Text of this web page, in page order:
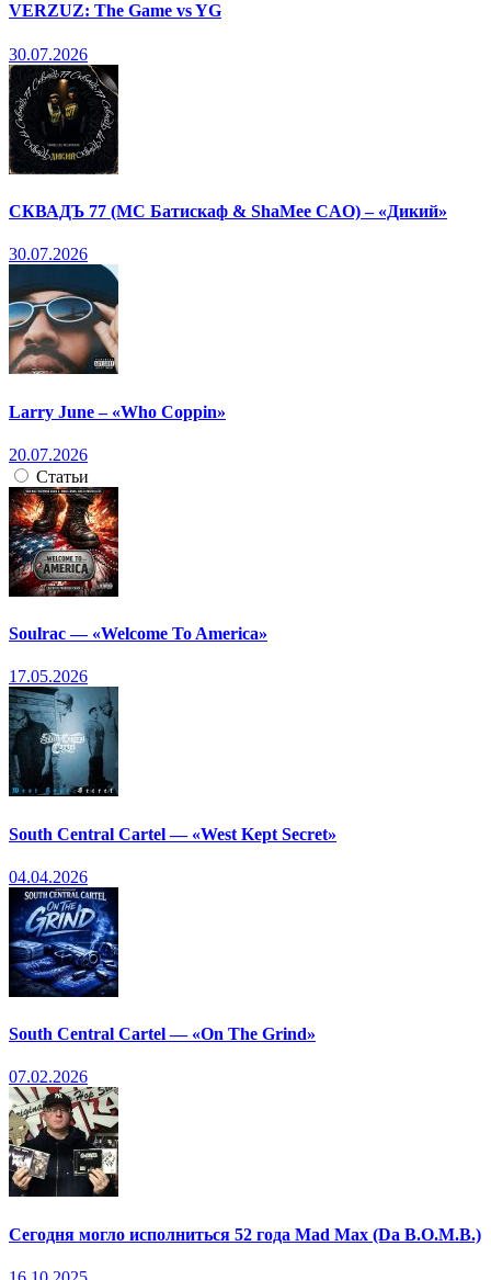
VERZUZ: The Game vs YG
30.07.2026
СКВАДЪ 77 (МС Батискаф & ShaMee CAO) – «Дикий»
30.07.2026
Larry June – «Who Coppin»
20.07.2026
Статьи
Soulrac — «Welcome To America»
17.05.2026
South Central Cartel — «West Kept Secret»
04.04.2026
South Central Cartel — «On The Grind»
07.02.2026
Сегодня могло исполниться 52 года Mad Max (Da B.O.M.B.)